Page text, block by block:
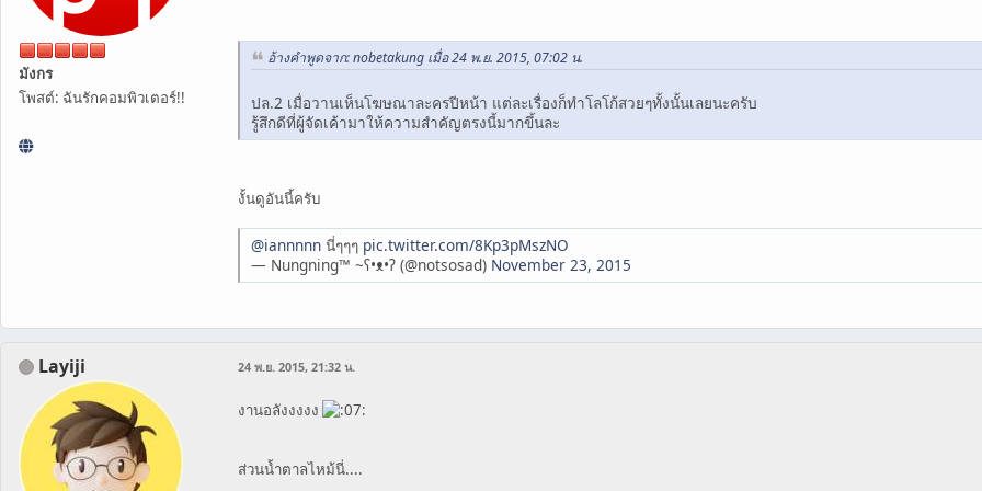
มังกร
โพสต์: ฉันรักคอมพิวเตอร์!!
อ้างคำพูดจาก: nobetakung เมื่อ 24 พ.ย. 2015, 07:02 น.
ปล.2 เมื่อวานเห็นโฆษณาละครปีหน้า แต่ละเรื่องก็ทำโลโก้สวยๆทั้งนั้นเลยนะครับ
รู้สึกดีที่ผู้จัดเค้ามาให้ความสำคัญตรงนี้มากขึ้นละ
งั้นดูอันนี้ครับ
@iannnnn นี่ๆๆๆ pic.twitter.com/8Kp3pMszNO
— Nungning™ ~ʕ•ᴥ•ʔ (@notsosad) November 23, 2015
Layiji 24 พ.ย. 2015, 21:32 น.
งานอลังงงงง
ส่วนน้ำตาลไหม้นี่....